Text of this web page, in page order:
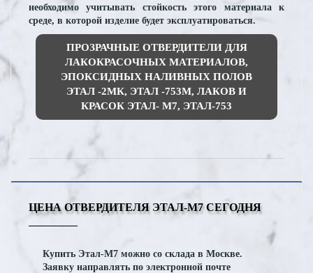
необходимо учитывать стойкость этого материала к
среде, в которой изделие будет эксплуатироваться.
ПРОЗРАЧНЫЕ ОТВЕРДИТЕЛИ ДЛЯ
ЛАКОКРАСОЧНЫХ МАТЕРИАЛОВ,
ЭПОКСИДНЫХ НАЛИВНЫХ ПОЛОВ
ЭТАЛ -2МК, ЭТАЛ -753М, ЛАКОВ И
КРАСОК ЭТАЛ- М7, ЭТАЛ-753
ЦЕНА ОТВЕРДИТЕЛЯ ЭТАЛ-М7 СЕГОДНЯ
Купить Этал-М7 можно со склада в Москве.
Заявку направлять по электронной почте